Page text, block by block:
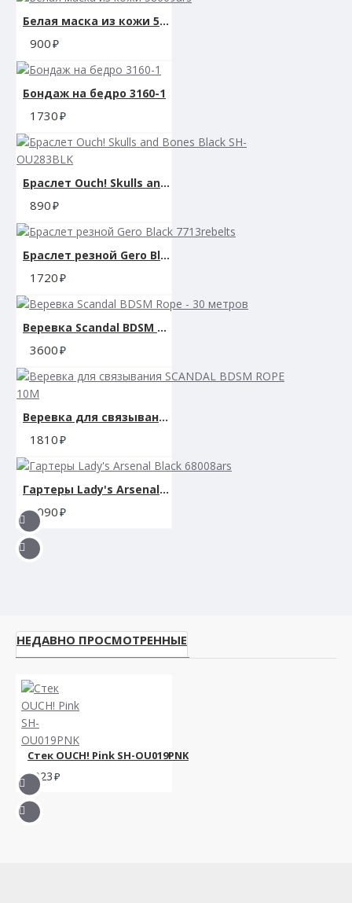
Белая маска из кожи 58009ars
900
Бондаж на бедро 3160-1
1730
Браслет Ouch! Skulls and Bones Black SH-OU283BLK
890
Браслет резной Gero Black 7713rebelts
1720
Веревка Scandal BDSM Rope - 30 метров
3600
Веревка для связывания SCANDAL BDSM ROPE 10M
1810
Гартеры Lady's Arsenal Black 68008ars
3090
НЕДАВНО ПРОСМОТРЕННЫЕ
Стек OUCH! Pink SH-OU019PNK
2023